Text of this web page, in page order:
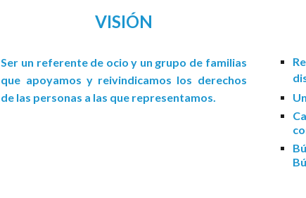
VISIÓN
Ser un referente de ocio y un grupo de familias
que apoyamos y reivindicamos los derechos
de las personas a las que representamos.